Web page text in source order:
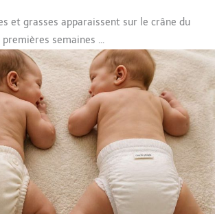
et grasses apparaissent sur le crâne du
semaines ...